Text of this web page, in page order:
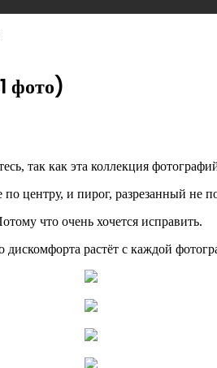
фото)
так как эта коллекция
центру, и пирог, разрезанный не
что очень хочется исправить.
растёт с каждой